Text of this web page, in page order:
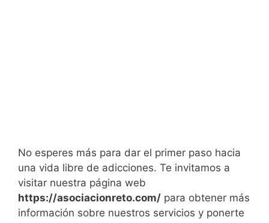
No esperes más para dar el primer paso hacia
una vida libre de adicciones. Te invitamos a
visitar nuestra página web
https://asociacionreto.com/ para obtener más
información sobre nuestros servicios y ponerte